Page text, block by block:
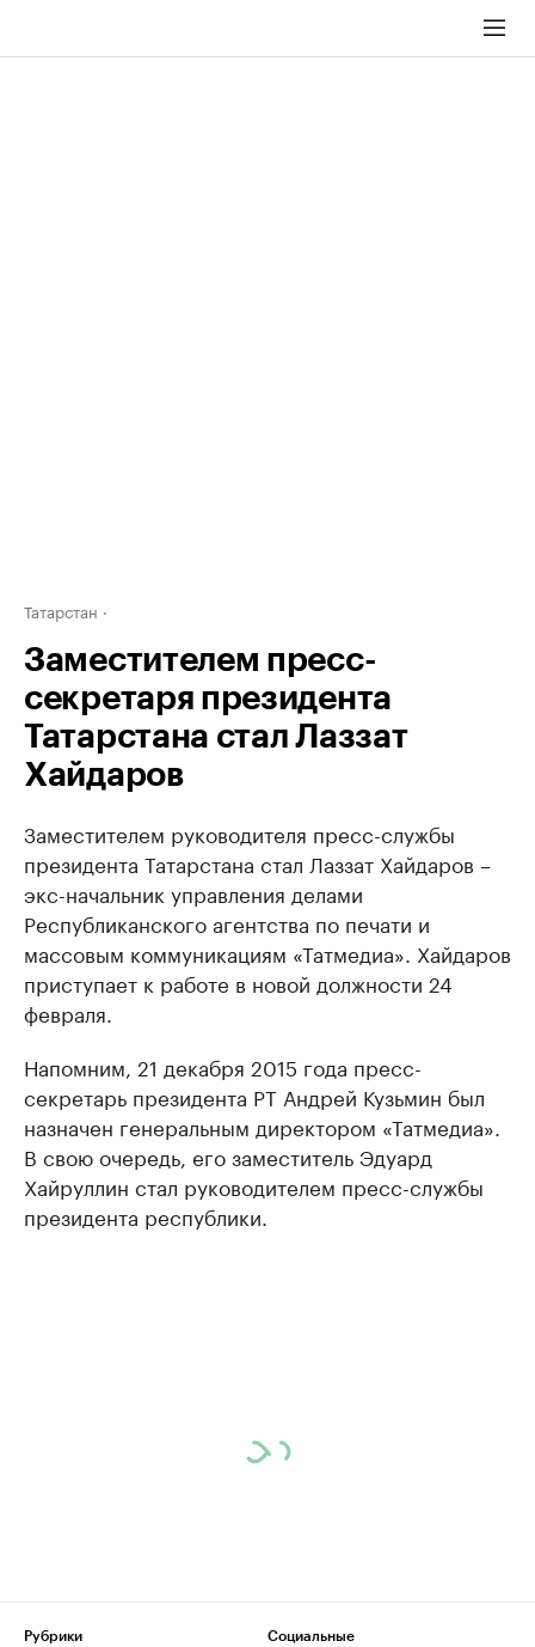
Татарстан
Заместителем пресс-
секретаря президента
Татарстана стал Лаззат
Хайдаров
Заместителем руководителя пресс-службы
президента Татарстана стал Лаззат Хайдаров –
экс-начальник управления делами
Республиканского агентства по печати и
массовым коммуникациям «Татмедиа». Хайдаров
приступает к работе в новой должности 24
февраля.
Напомним, 21 декабря 2015 года пресс-
секретарь президента РТ Андрей Кузьмин был
назначен генеральным директором «Татмедиа».
В свою очередь, его заместитель Эдуард
Хайруллин стал руководителем пресс-службы
президента республики.
Рубрики
Социальные